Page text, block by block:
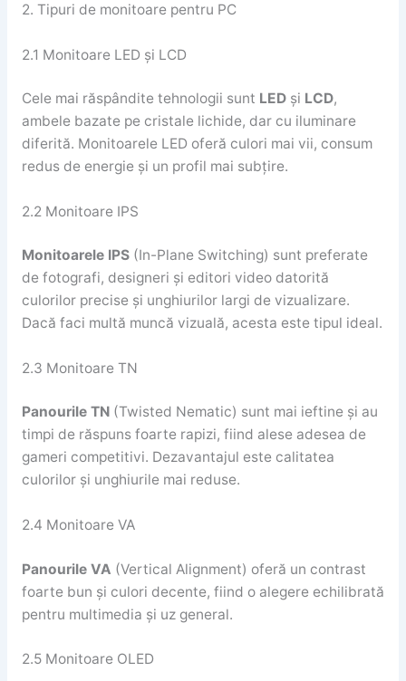
2. Tipuri de monitoare pentru PC
2.1 Monitoare LED și LCD
Cele mai răspândite tehnologii sunt LEDși LCD,
ambele bazate pe cristale lichide, dar cu iluminare
diferită. Monitoarele LED oferă culori mai vii, consum
redus de energie și un profil mai subțire.
2.2 Monitoare IPS
Monitoarele IPS(In-Plane Switching) sunt preferate
de fotografi, designeri și editori video datorită
culorilor precise și unghiurilor largi de vizualizare.
Dacă faci multă muncă vizuală, acesta este tipul ideal.
2.3 Monitoare TN
Panourile TN(Twisted Nematic) sunt mai ieftine și au
timpi de răspuns foarte rapizi, fiind alese adesea de
gameri competitivi. Dezavantajul este calitatea
culorilor și unghiurile mai reduse.
2.4 Monitoare VA
Panourile VA (Vertical Alignment) oferă un contrast
foarte bun și culori decente, fiind o alegere echilibrată
pentru multimedia și uz general.
2.5 Monitoare OLED